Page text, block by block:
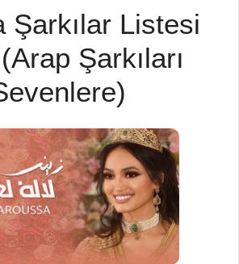
Şarkılar Listesi
Şarkıları